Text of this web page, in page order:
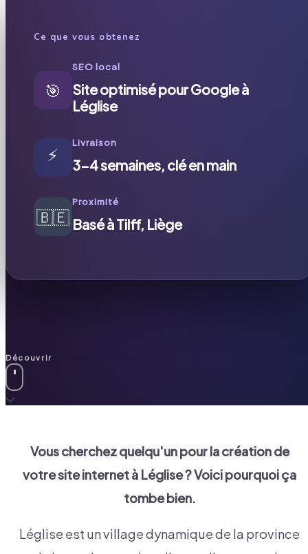
Ce que vous obtenez
🎯
SEO local
Site optimisé pour Google à
Léglise
⚡
Livraison
3-4 semaines, clé en main
🇧🇪
Proximité
Basé à Tilff, Liège
Découvrir
Vous cherchez quelqu'un pour la création de
votre site internet à Léglise? Voici pourquoi ça
tombe bien.
Léglise est un village dynamique de la province